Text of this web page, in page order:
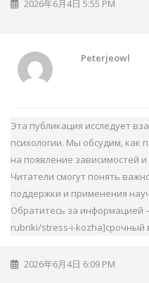
2026年6月4日 5:55 PM
Peterjeowl
Эта публикация исследует
психологии. Мы обсудим, как
на появление зависимостей
Читатели смогут понять
поддержки и применения
Обратитесь за информацией
rubriki/stress-i-kozha]срочный
2026年6月4日 6:09 PM